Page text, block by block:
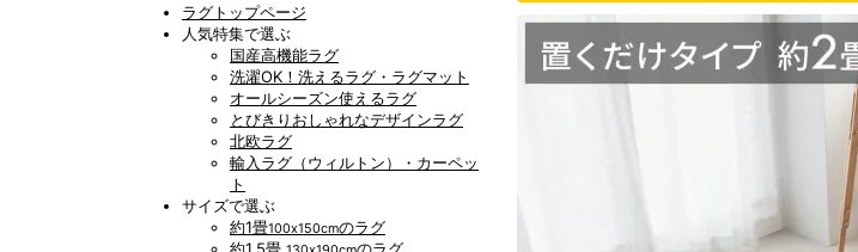
ラグトップページ
人気特集で選ぶ
国産高機能ラグ
洗濯OK！洗えるラグ・ラグマット
オールシーズン使えるラグ
とびきりおしゃれなデザインラグ
北欧ラグ
輸入ラグ（ウィルトン）・カーペッ
ト
サイズで選ぶ
約1畳100x150cmのラグ
約1.5畳
のラグ